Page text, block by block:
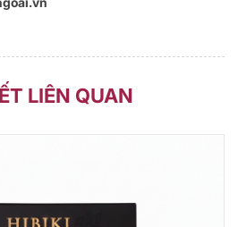
LIÊN QUAN